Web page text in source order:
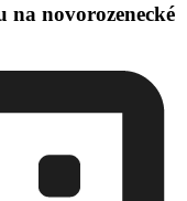
na novorozenecké